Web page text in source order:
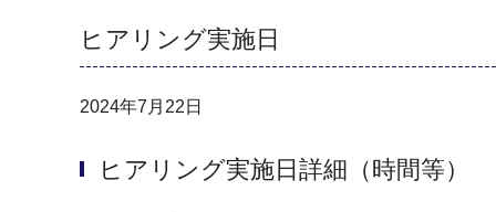
ヒアリング実施日
2024年7月22日
ヒアリング実施日詳細（時間等）